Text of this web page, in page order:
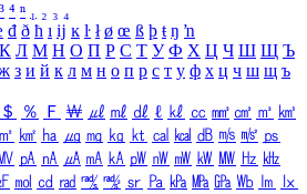
³ ⁴ ⁿ ₁ ₂ ₃ ₄
đ ð ħ ı ĳ ĸ ŀ ł ø œ ß þ ŧ ŋ ŉ
К Л М Н О П Р С Т У Ф Х Ц Ч Ш Щ Ъ
з и й к л м н о п р с т у ф х ц ч ш щ ъ
＄ ％ Ｆ ￦ ㎕ ㎖ ㎗ ℓ ㎘ ㏄ ㎣ ㎤ ㎥ ㎦
㎡ ㎢ ㏊ ㎍ ㎎ ㎏ ㏏ ㎈ ㎉ ㏈ ㎧ ㎨ ㎰
㎹ ㎀ ㎁ ㎂ ㎃ ㎄ ㎺ ㎻ ㎽ ㎾ ㎿ ㎐ ㎑
㏖ ㏅ ㎭ ㎮ ㎯ ㏛ ㎩ ㎪ ㎫ ㎬ ㏝ ㏐
㏓